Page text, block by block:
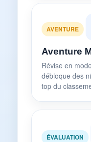
AVENTURE
Aventure
Révise en
débloque des
top du
ÉVALUATION